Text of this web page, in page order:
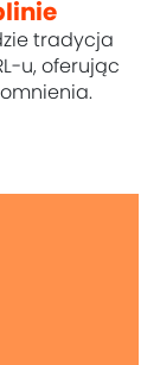
tradycja
u, oferując